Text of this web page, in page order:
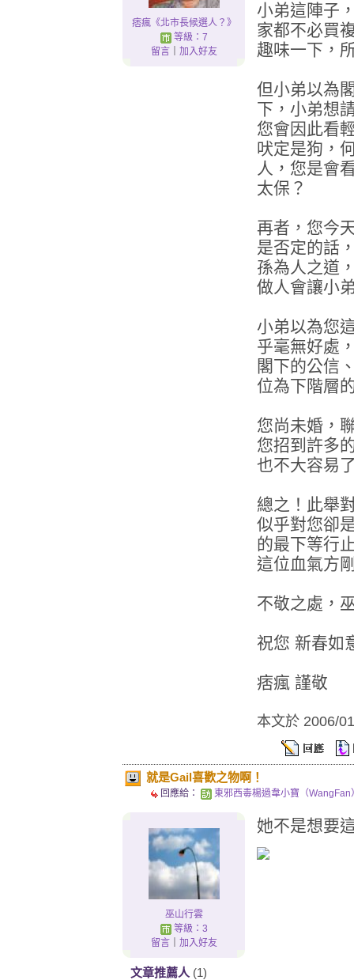
痞瘋《北市長候選人？》
等級：7
留言｜ 加入好友
小弟這陣子
家都不必買
趣味一下，
但小弟以為
下，小弟想
您會因此看
吠定是狗，
人，您是會
太保？
再者，您今
是否定的話
孫為人之道
做人會讓小
小弟以為您
乎毫無好處
閣下的公信
位為下階層
您尚未婚，
您招到許多
也不大容易
總之！此舉
似乎對您卻
的最下等行
這位血氣方
不敬之處，
祝您 新春如
痞瘋 謹敬
本文於 2006/
就是Gail喜歡之物啊！
回應給： 東邪西毒楊過韋小寶（WangFan
巫山行雲
等級：3
留言｜ 加入好友
文章推薦人 (1)
她不是想要